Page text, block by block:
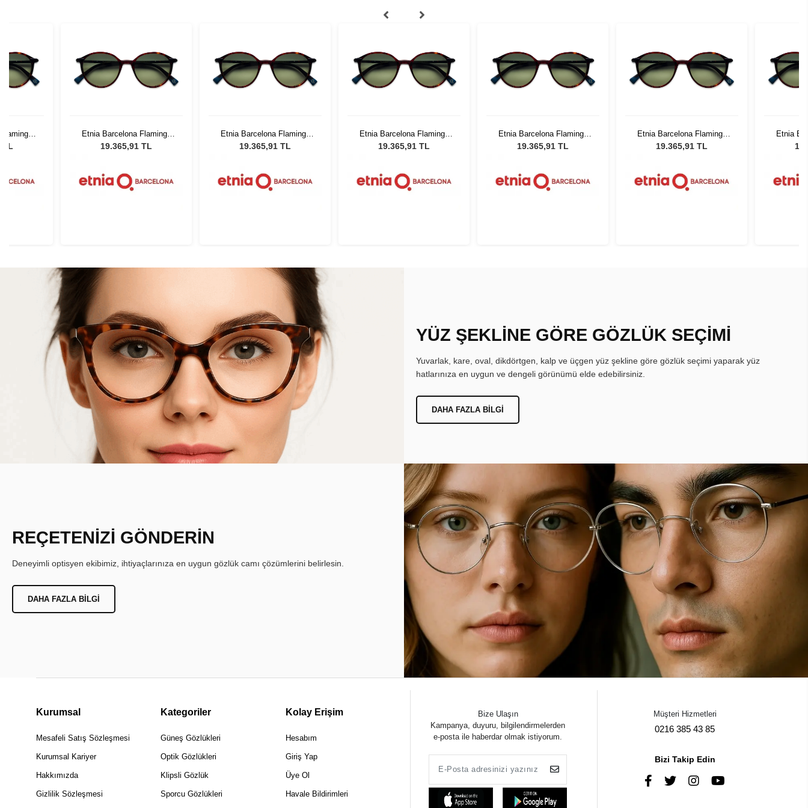
TL
Etnia Barcelona Flamingo
HVGR 51
19.365,91 TL
Etnia Barcelona Flamingo
HVGR 51
19.365,91 TL
Etnia Barcelona Flamingo
HVGR 51
19.365,91 TL
Etnia Barcelona Flamingo
HVGR 51
19.365,91 TL
Etnia Barcelona Flamingo
HVGR 51
19.365,91 TL
Etnia
YÜZ ŞEKLİNE GÖRE GÖZLÜK SEÇİMİ
Yuvarlak, kare, oval, dikdörtgen, kalp ve üçgen yüz şekline göre gözlük seçimi yaparak yüz
hatlarınıza en uygun ve dengeli görünümü elde edebilirsiniz.
DAHA FAZLA BILGI
REÇETENİZİ GÖNDERİN
Deneyimli optisyen ekibimiz, ihtiyaçlarınıza en uygun gözlük camı çözümlerini belirlesin.
DAHA FAZLA BILGI
Kurumsal
Mesafeli Satış Sözleşmesi
Kurumsal Kariyer
Hakkımızda
Gizlilik Sözleşmesi
Kategoriler
Güneş Gözlükleri
Optik Gözlükleri
Klipsli Gözlük
Sporcu Gözlükleri
Kolay Erişim
Hesabım
Giriş Yap
Üye Ol
Havale Bildirimleri
Bize Ulaşın
Kampanya, duyuru, bilgilendirmelerden
e-posta ile haberdar olmak istiyorum.
Müşteri Hizmetleri
0216 385 43 85
Bizi Takip Edin